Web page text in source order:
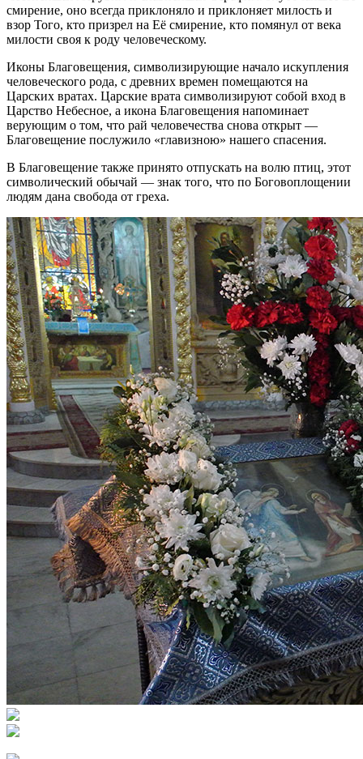
смирение, оно всегда приклоняло и приклоняет милость и
взор Того, кто призрел на Её смирение, кто помянул от века
милости своя к роду человеческому.
Иконы Благовещения, символизирующие начало искупления
человеческого рода, с древних времен помещаются на
Царских вратах. Царские врата символизируют собой вход в
Царство Небесное, а икона Благовещения напоминает
верующим о том, что рай человечества снова открыт —
Благовещение послужило «главизною» нашего спасения.
В Благовещение также принято отпускать на волю птиц, этот
символический обычай — знак того, что по Боговоплощении
людям дана свобода от греха.